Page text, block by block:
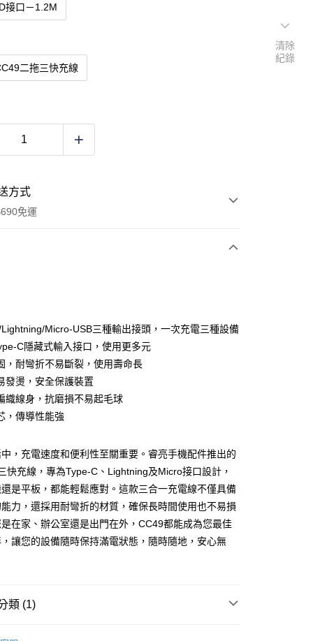
接口－1.2M
二拖三快充線
方式
免運
款
，滿NT$690(含以上)免運費
貨
滿NT$690(含以上)免運費
滿NT$690(含以上)免運費
Micro-USB三種輸出接頭，一次充電三種設備
C隱藏式輸入接口，使用更多元
，耐彎折不易斷裂，使用壽命長
發燙，安全保護裝置
織線身，抗磨損不易起毛球
，傳導性能強
，充電速度和便利性至關重要。睿亮手機配件推出的
快充線，專為Type-C、Lightning及Micro接口設計，
是平板，都能輕鬆應對。這款三合一充電線不僅具備
力，還採用耐彎折的材質，確保長時間使用也不易損
在家、辦公室還是出門在外，CC49都能成為您最佳
讓您的設備隨時保持滿電狀態，隨時隨地，安心無
類 (1)
清除
紀錄